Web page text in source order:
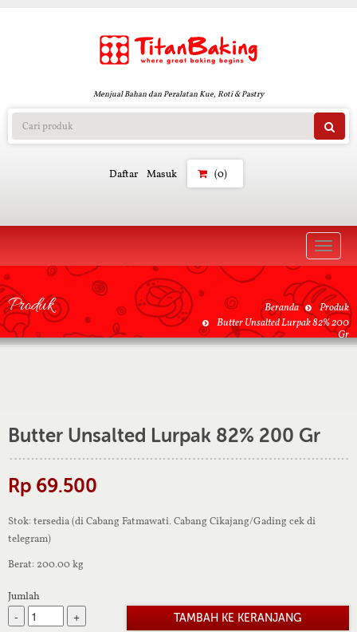
Menjual Bahan dan Peralatan Kue, Roti & Pastry
Daftar Masuk (0)
Toggle
Produk Beranda
Produk
Butter Unsalted Lurpak 82% 200
Gr
Butter Unsalted Lurpak 82% 200 Gr
Rp 69.500
Stok: tersedia (di Cabang Fatmawati. Cabang Cikajang/Gading cek di
telegram)
Berat: 200.00 kg
Jumlah
- +